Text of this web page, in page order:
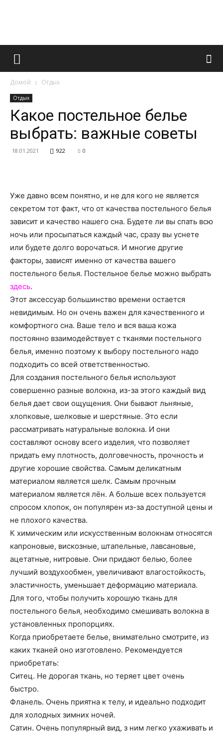
Французский
и
о
Домой Отдых
Отдых
Какое постельное белье
выбрать: важные советы
18.01.2021 922 0
Уже давно всем понятно, и не для кого не является
секретом тот факт, что от качества постельного белья
зависит и качество нашего сна. Будете ли вы спать всю
ночь или просыпаться каждый час, сразу вы уснете
или будете долго ворочаться. И многие другие
факторы, зависят именно от качества вашего
постельного белья. Постельное белье можно выбрать
здесь.
Этот аксессуар большинство времени остается
невидимым. Но он очень важен для качественного и
комфортного сна. Ваше тело и вся ваша кожа
постоянно взаимодействует с тканями постельного
белья, именно поэтому к выбору постельного надо
подходить со всей ответственностью.
Для создания постельного белья используют
совершенно разные волокна, из-за этого каждый вид
белья дает свои ощущения. Они бывают льняные,
хлопковые, шелковые и шерстяные. Это если
рассматривать натуральные волокна. И они
составляют основу всего изделия, что позволяет
придать ему плотность, долговечность, прочность и
другие хорошие свойства. Самым деликатным
материалом является шелк. Самым прочным
материалом является лён. А больше всех пользуется
спросом хлопок, он популярен из-за доступной цены и
не плохого качества.
К химическим или искусственным волокнам относятся
капроновые, вискозные, штапельные, лавсановые,
ацетатные, нитровые. Они придают белью, более
лучший воздухообмен, увеличивают влагостойкость,
эластичность, уменьшает деформацию материала.
Для того, чтобы получить хорошую ткань для
постельного белья, необходимо смешивать волокна в
установленных пропорциях.
Когда приобретаете белье, внимательно смотрите, из
каких тканей оно изготовлено. Рекомендуется
приобретать:
Ситец. Не дорогая ткань, но теряет цвет очень
быстро.
Фланель. Очень приятна к телу, и идеально подходит
для холодных зимних ночей.
Сатин. Очень популярный вид, з ним легко ухаживать и